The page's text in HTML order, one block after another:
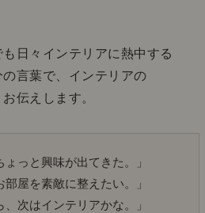
日々インテリアに熱中する
言葉で、インテリアの
伝えします。
ょっと興味が出てきた。」
部屋を素敵に整えたい。」
、次はインテリアかな。」